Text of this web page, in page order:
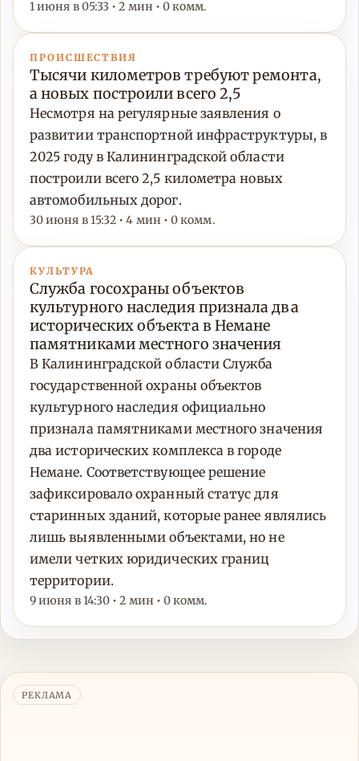
1 июня в 05:33 • 2 мин • 0 комм.
ПРОИСШЕСТВИЯ
Тысячи километров требуют ремонта,
а новых построили всего 2,5
Несмотря на регулярные заявления о
развитии транспортной инфраструктуры, в
2025 году в Калининградской области
построили всего 2,5 километра новых
автомобильных дорог.
30 июня в 15:32 • 4 мин • 0 комм.
КУЛЬТУРА
Служба госохраны объектов
культурного наследия признала два
исторических объекта в Немане
памятниками местного значения
В Калининградской области Служба
государственной охраны объектов
культурного наследия официально
признала памятниками местного значения
два исторических комплекса в городе
Немане. Соответствующее решение
зафиксировало охранный статус для
старинных зданий, которые ранее являлись
лишь выявленными объектами, но не
имели четких юридических границ
территории.
9 июня в 14:30 • 2 мин • 0 комм.
РЕКЛАМА